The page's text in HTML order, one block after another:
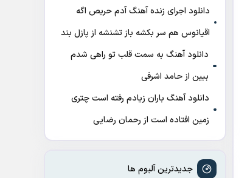
دانلود اجرای زنده آهنگ آدم حریص اگه
اقیانوس هم سر بکشه باز تشنشه از پازل بند
دانلود آهنگ به سمت قلب تو راهی شدم
ببین از حامد اشرفی
دانلود آهنگ باران زیادم رفته است چتری
زمین افتاده است از رحمان رضایی
جدیدترین آلبوم ها